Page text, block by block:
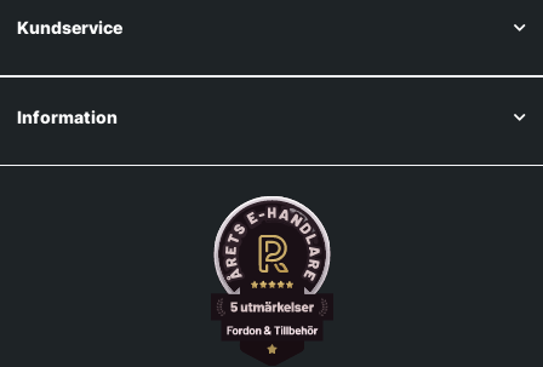
Kundservice
Information